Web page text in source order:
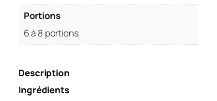
Portions
6 à 8 portions
Description
Ingrédients